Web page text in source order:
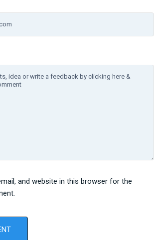
and website in this browser for the